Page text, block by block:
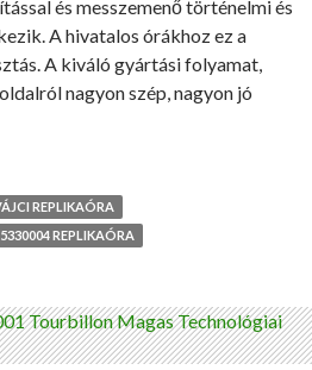
és messzemenő történelmi és
A hivatalos órákhoz ez a
A kiváló gyártási folyamat,
nagyon szép, nagyon jó
REPLIKAÓRA
REPLIKAÓRA